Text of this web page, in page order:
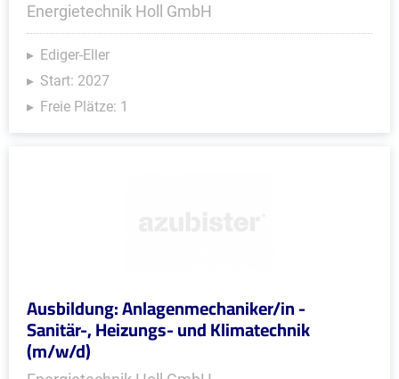
Energietechnik Holl GmbH
Ediger-Eller
Start: 2027
Freie Plätze: 1
Ausbildung: Anlagenmechaniker/in -
Sanitär-, Heizungs- und Klimatechnik
(m/w/d)